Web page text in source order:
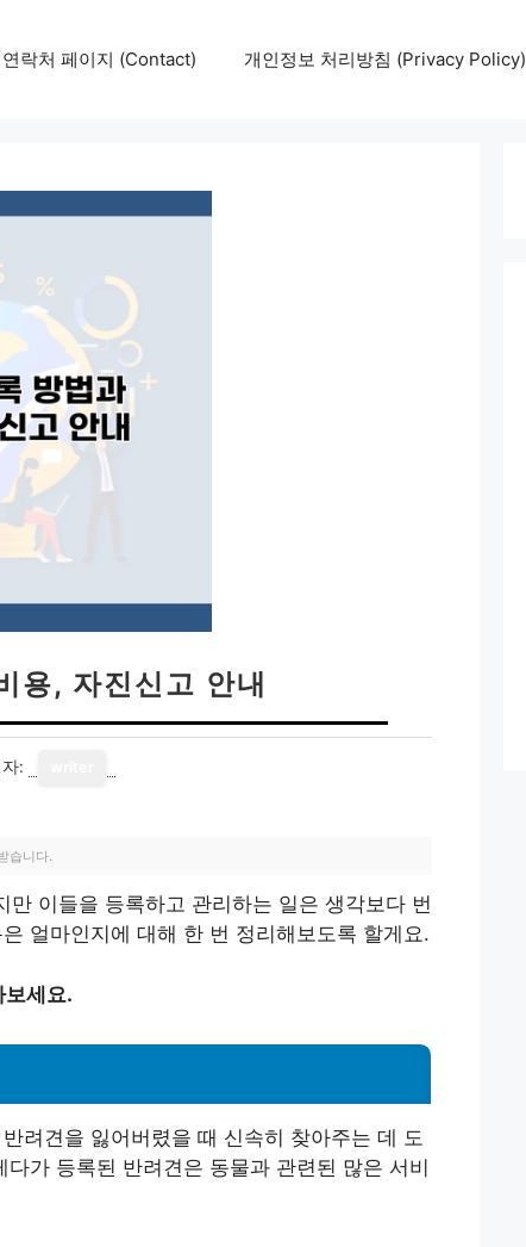
연락처 페이지 (Contact) 개인정보 처리방침 (Privacy Policy)
용, 자진신고 안내
:
습니다.
이들을 등록하고 관리하는 일은 생각보다 번
얼마인지에 대해 한 번 정리해보도록 할게요.
보세요.
려견을 잃어버렸을 때 신속히 찾아주는 데 도
가 등록된 반려견은 동물과 관련된 많은 서비